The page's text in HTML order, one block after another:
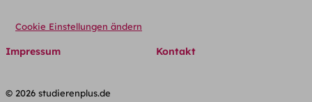
Cookie Einstellungen ändern
Impressum Kontakt
© 2026 studierenplus.de